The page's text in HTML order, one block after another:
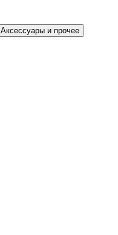
Аксессуары и прочее